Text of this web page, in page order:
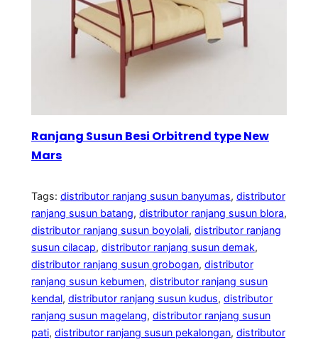
Ranjang Susun Besi Orbitrend type New
Mars
Tags: distributor ranjang susun banyumas, distributor
ranjang susun batang, distributor ranjang susun blora
distributor ranjang susun boyolali, distributor ranjang
susun cilacap, distributor ranjang susun demak
distributor ranjang susun grobogan, distributor
ranjang susun kebumen, distributor ranjang susun
kendal, distributor ranjang susun kudus, distributor
ranjang susun magelang, distributor ranjang susun
pati, distributor ranjang susun pekalongan, distributor